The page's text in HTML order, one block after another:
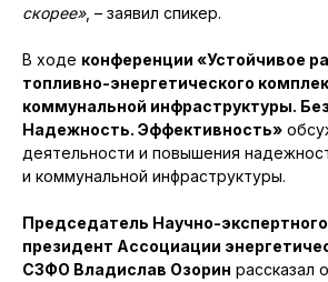
скорее», – заявил спикер.
В ходе конференции «Устойчивое
топливно-энергетического
коммунальной инфраструктуры.
Надежность. Эффективность»
деятельности и повышения
и коммунальной инфраструктуры.
Председатель Научно-
президент Ассоциации
СЗФО Владислав Озорин рассказал